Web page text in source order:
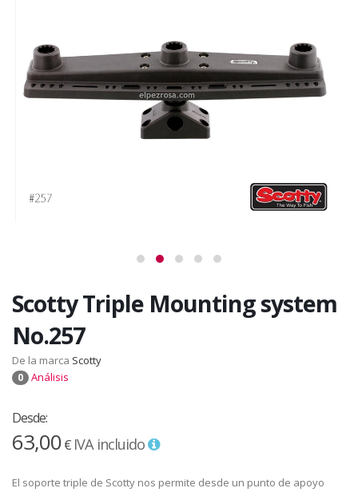
Scotty Triple Mounting system
No.257
De la marca Scotty
0 Análisis
Desde:
63,00€ IVA incluido
El soporte triple de Scotty nos permite desde un punto de apoyo